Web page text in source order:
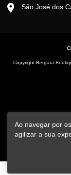
Ao navegar por
agilizar a sua
São José dos
Copyright Bergara